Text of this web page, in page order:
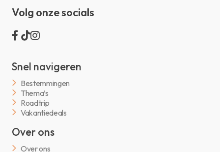
Volg onze socials
Snel navigeren
Bestemmingen
Thema’s
Roadtrip
Vakantiedeals
Over ons
Over ons